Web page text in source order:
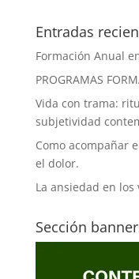
Entradas
Formación Anual
PROGRAMAS
Vida con trama:
subjetividad
Como acompañar
el dolor.
La ansiedad en
Sección